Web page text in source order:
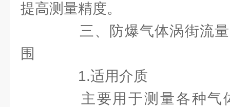
提高测量精度。
三、防爆气体涡街流量
围
1.适用介质
主要用于测量各种气